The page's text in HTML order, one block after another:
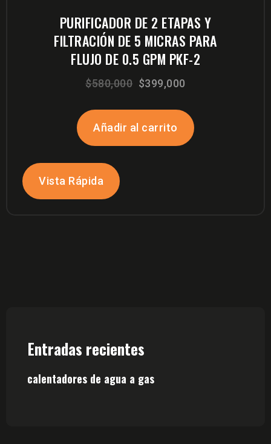
PURIFICADOR DE 2 ETAPAS Y
FILTRACIÓN DE 5 MICRAS PARA
FLUJO DE 0.5 GPM PKF-2
$580,000 El
original
$399,000
actual
es:
Añadir al carrito
Vista Rápida
Entradas recientes
calentadores de agua a gas